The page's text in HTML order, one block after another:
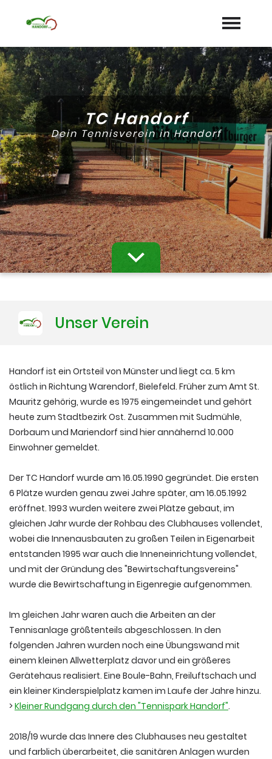
Startseite
Aktuelles
Termine
Unser Verein expand_more
Mannschaften
Jugend expand_more
Sponsoren
Galerie
Platzbuchung
TC Handorf
Dein Tennisverein in Handorf
Unser Verein
Handorf ist ein Ortsteil von Münster und liegt ca. 5 km
östlich in Richtung Warendorf, Bielefeld. Früher zum Amt St.
Mauritz gehörig, wurde es 1975 eingemeindet und gehört
heute zum Stadtbezirk Ost. Zusammen mit Sudmühle,
Dorbaum und Mariendorf sind hier annähernd 10.000
Einwohner gemeldet.
Der TC Handorf wurde am 16.05.1990 gegründet. Die ersten
6 Plätze wurden genau zwei Jahre später, am 16.05.1992
eröffnet. 1993 wurden weitere zwei Plätze gebaut, im
gleichen Jahr wurde der Rohbau des Clubhauses vollendet,
wobei die Innenausbauten zu großen Teilen in Eigenarbeit
entstanden 1995 war auch die Inneneinrichtung vollendet,
und mit der Gründung des "Bewirtschaftungsvereins"
wurde die Bewirtschaftung in Eigenregie aufgenommen.
Im gleichen Jahr waren auch die Arbeiten an der
Tennisanlage größtenteils abgeschlossen. In den
folgenden Jahren wurden noch eine Übungswand mit
einem kleinen Allwetterplatz davor und ein größeres
Gerätehaus realisiert. Eine Boule-Bahn, Freiluftschach und
ein kleiner Kinderspielplatz kamen im Laufe der Jahre hinzu.
>Kleiner Rundgang durch den "Tennispark Handorf".
2018/19 wurde das Innere des Clubhauses neu gestaltet
und farblich überarbeitet, die sanitären Anlagen wurden